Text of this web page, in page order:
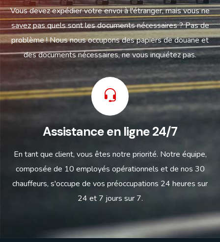
Vous devez expédier votre envoi à l'étranger, mais vous ne
savez pas quels sont les documents nécessaires ? Pas de
problème ! Nous nous occupons des papiers de douane et
des documents nécessaires, ne vous inquiétez pas.
Assistance en ligne 24/7
En tant que client, vous êtes notre priorité. Notre équipe,
composée de 10 employés opérationnels et de nos 30
chauffeurs, s'occupe de vos préoccupations 24 heures sur
24 et 7 jours sur 7.